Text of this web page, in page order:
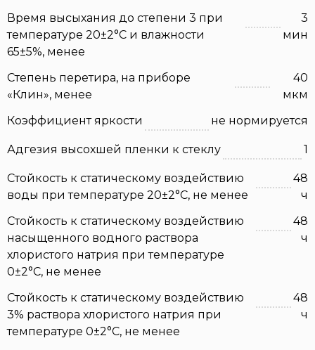
Время высыхания до степени 3 при
температуре 20±2°С и влажности
65±5%, менее
3
мин
Степень перетира, на приборе
«Клин», менее
40
мкм
Коэффициент яркости
не нормируется
Адгезия высохшей пленки к стеклу 1
Стойкость к статическому воздействию
воды при температуре 20±2°С, не менее
48
ч
Стойкость к статическому воздействию
насыщенного водного раствора
хлористого натрия при температуре
0±2°С, не менее
48
ч
Стойкость к статическому воздействию
3% раствора хлористого натрия при
температуре 0±2°С, не менее
48
ч